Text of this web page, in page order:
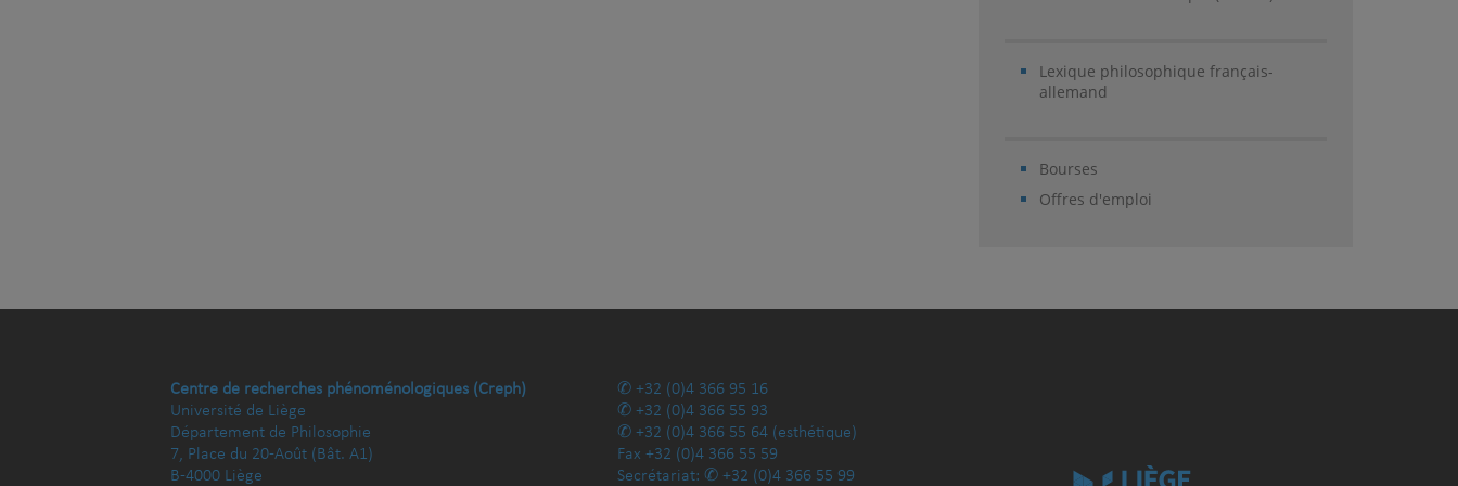
Lexique philosophique français-
allemand
Bourses
Offres d'emploi
Centre de recherches phénoménologiques (Creph)
Université de Liège
Département de Philosophie
7, Place du 20-Août (Bât. A1)
B-4000 Liège
+32 (0)4 366 95 16
+32 (0)4 366 55 93
+32 (0)4 366 55 64 (esthétique)
Fax +32 (0)4 366 55 59
Secrétariat:
+32 (0)4 366 55 99